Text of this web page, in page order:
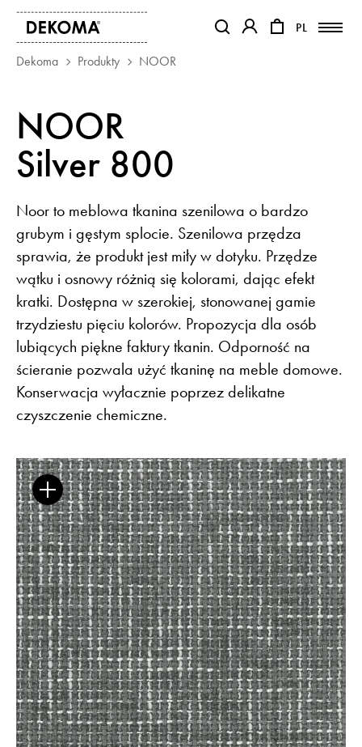
PL
PL
MAGAZYN
O NAS
KONTAKT
REALIZACJE
PARTNERZY
Baza wiedzy
Broszury
Dla Prasy
Praca
Newsletter
ISSUUOtwiera link w nowej karcie
FacebookOtwiera link w nowej
InstagramOtwiera link w nowej
PinterestOtwiera link w nowej karcie
YoutubeOtwiera link w nowej karcie
Pulpit KontrahentaOtwiera link
Dekoma Produkty NOOR
NOOR
Silver 800
Noor to meblowa tkanina szenilowa o bardzo
grubym i gęstym splocie. Szenilowa przędza
sprawia, że produkt jest miły w dotyku. Przędze
wątku i osnowy różnią się kolorami, dając efekt
kratki. Dostępna w szerokiej, stonowanej gamie
trzydziestu pięciu kolorów. Propozycja dla osób
lubiących piękne faktury tkanin. Odporność na
ścieranie pozwala użyć tkaninę na meble domowe.
Konserwacja wyłacznie poprzez delikatne
czyszczenie chemiczne.